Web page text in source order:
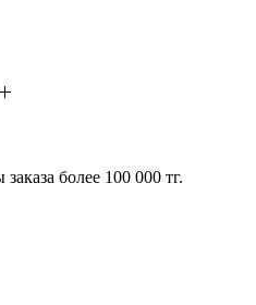
более 100 000 тг.